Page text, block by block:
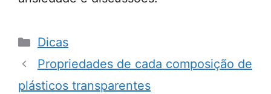
Categorias
Dicas
Propriedades de cada composição de
plásticos transparentes